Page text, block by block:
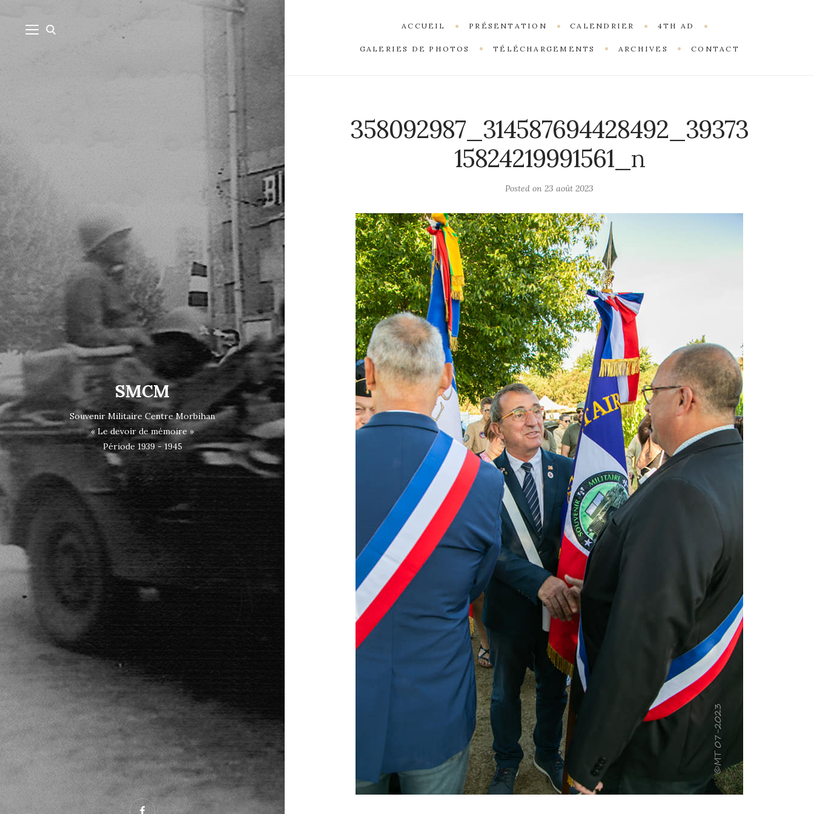
SMCM
Souvenir Militaire Centre Morbihan
« Le devoir de mémoire »
Période 1939 - 1945
ACCUEIL PRÉSENTATION CALENDRIER 4TH AD
GALERIES DE PHOTOS TÉLÉCHARGEMENTS ARCHIVES CONTACT
358092987_314587694428492_39373
15824219991561_n
Posted on23 août 2023